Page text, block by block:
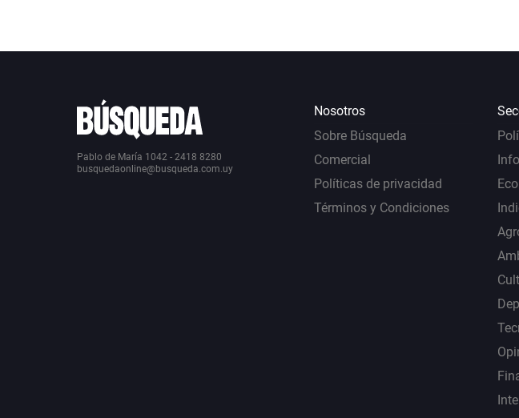
Pablo de María 1042 - 2418 8280
busquedaonline@busqueda.com.uy
Nosotros
Sobre Búsqueda
Comercial
Políticas de privacidad
Términos y Condiciones